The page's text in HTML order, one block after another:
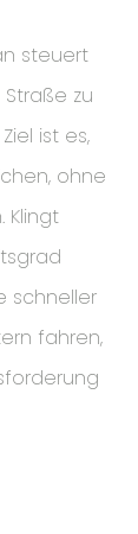
steuert
zu
ist es,
ohne
Klingt
schneller
fahren,